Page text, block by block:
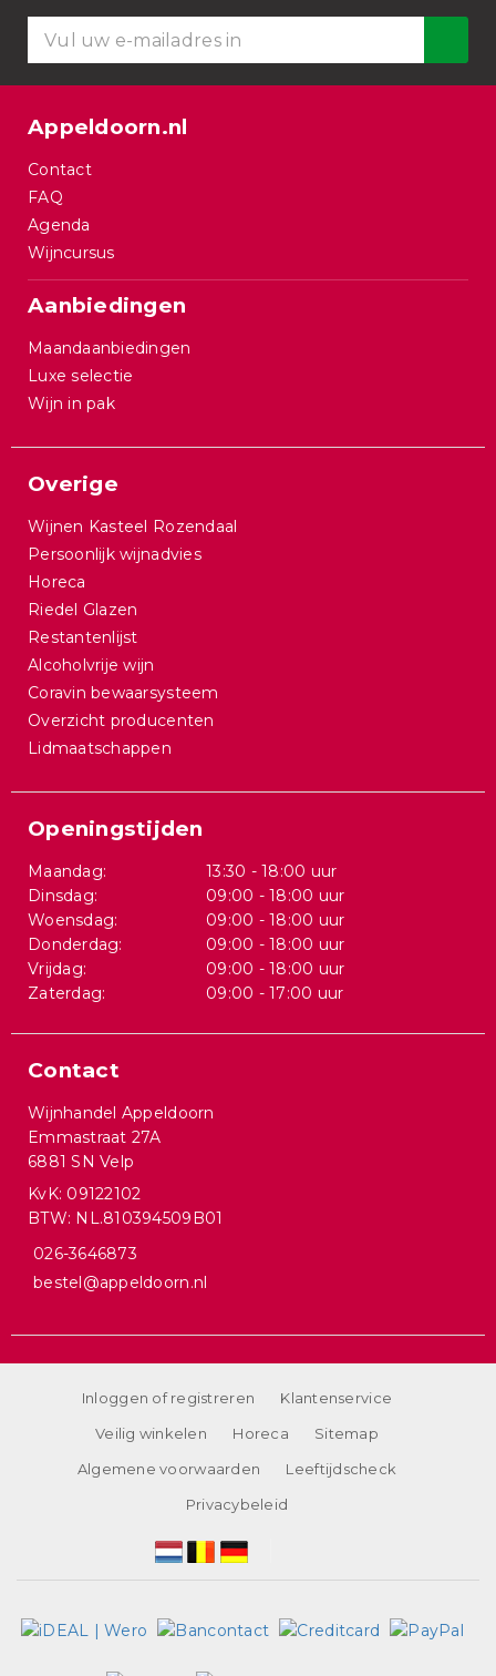
Appeldoorn.nl
Contact
FAQ
Agenda
Wijncursus
Aanbiedingen
Maandaanbiedingen
Luxe selectie
Wijn in pak
Overige
Wijnen Kasteel Rozendaal
Persoonlijk wijnadvies
Horeca
Riedel Glazen
Restantenlijst
Alcoholvrije wijn
Coravin bewaarsysteem
Overzicht producenten
Lidmaatschappen
Openingstijden
Maandag:
13:30 - 18:00 uur
Dinsdag:
09:00 - 18:00 uur
Woensdag:
09:00 - 18:00 uur
Donderdag:
09:00 - 18:00 uur
Vrijdag:
09:00 - 18:00 uur
Zaterdag:
09:00 - 17:00 uur
Contact
Wijnhandel Appeldoorn
Emmastraat 27A
6881 SN Velp
KvK: 09122102
BTW: NL.810394509B01
026-3646873
bestel@appeldoorn.nl
Inloggen of registreren
Klantenservice
Veilig winkelen
Horeca
Sitemap
Algemene voorwaarden
Leeftijdscheck
Privacybeleid